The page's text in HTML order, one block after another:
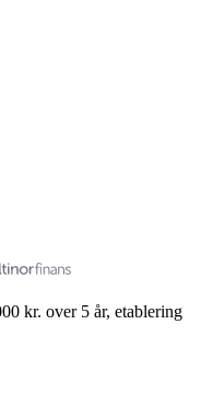
kr. over 5 år, etablering